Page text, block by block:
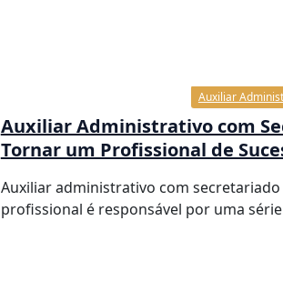
Auxiliar
Auxiliar Administrativo com
Tornar um Profissional de
Auxiliar administrativo com secretariado
profissional é responsável por uma